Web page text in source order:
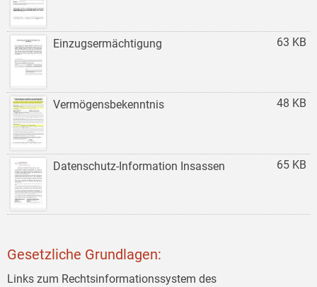
63 KB
Einzugsermächtigung
48 KB
Vermögensbekenntnis
65 KB
Datenschutz-Information Insassen
Gesetzliche Grundlagen:
Links zum Rechtsinformationssystem des